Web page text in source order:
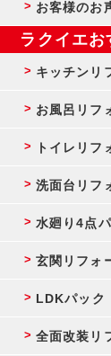
お客様のお
ラクイエお
キッチンリ
お風呂リフ
トイレリフ
洗面台リフ
水廻り4点
玄関リフォ
LDKパック
全面改装リ